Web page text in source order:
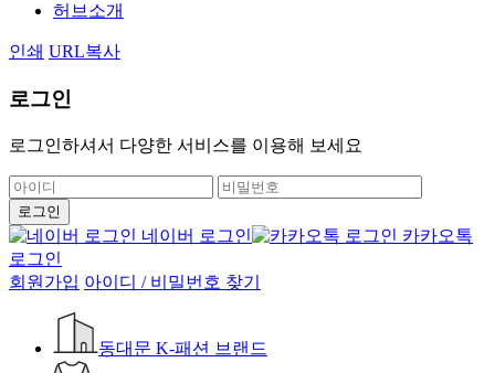
허브소개
인쇄 URL복사
로그인
로그인하셔서 다양한 서비스를 이용해 보세요
네이버 로그인
카카오톡
로그인
회원가입 아이디 / 비밀번호 찾기
동대문 K-패션 브랜드